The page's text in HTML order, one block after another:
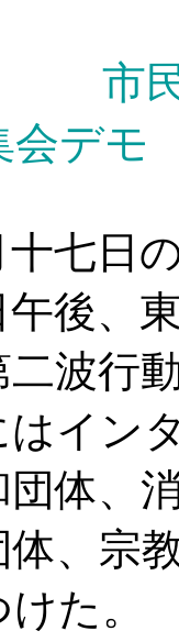
市
会デモ
七日
後、
二波行
はイン
団体、
体、宗
た。